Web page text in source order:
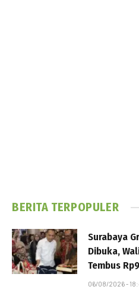
BERITA TERPOPULER
Surabaya
Dibuka,
Tembus
06/08/2026 -